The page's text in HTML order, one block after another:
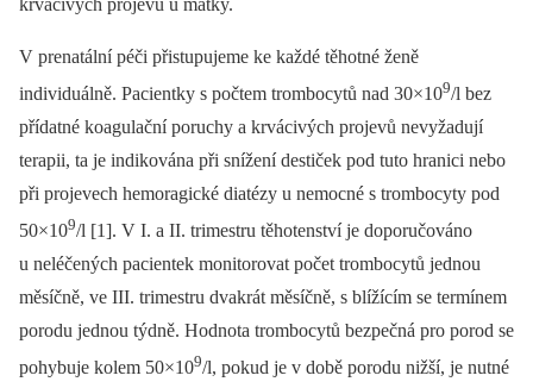
V prenatální péči přistupujeme ke každé těhotné ženě
individuálně. Pacientky s počtem trombocytů nad 30×109/l bez
přídatné koagulační poruchy a krvácivých projevů nevyžadují
terapii, ta je indikována při snížení destiček pod tuto hranici nebo
při projevech hemoragické diatézy u nemocné s trombocyty pod
50×109/l [1]. V I. a II. trimestru těhotenství je doporučováno
u neléčených pacientek monitorovat počet trombocytů jednou
měsíčně, ve III. trimestru dvakrát měsíčně, s blížícím se termínem
porodu jednou týdně. Hodnota trombocytů bezpečná pro porod se
pohybuje kolem 50×109/l, pokud je v době porodu nižší, je nutné